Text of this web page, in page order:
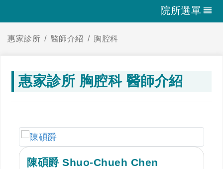
院所選單
惠家診所 醫師介紹 胸腔科
惠家診所 胸腔科 醫師介紹
陳碩爵 Shuo-Chueh Chen